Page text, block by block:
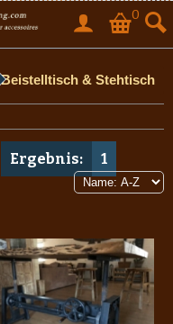
0
Beistelltisch & Stehtisch
Ergebnis: 1